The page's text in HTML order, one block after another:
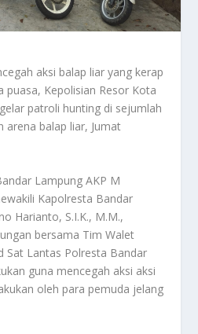
aksi balap liar yang kerap
puasa, Kepolisian Resor Kota
patroli hunting di sejumlah
arena balap liar, Jumat
Lampung AKP M
Kapolresta Bandar
Harianto, S.I.K., M.M.,
bersama Tim Walet
Sat Lantas Polresta Bandar
guna mencegah aksi aksi
oleh para pemuda jelang